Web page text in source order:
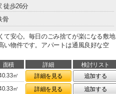
徒歩26分
骨
て安心。毎日のごみ捨てが楽になる敷地
い物件です。アパートは通風良好な空
面積 詳細
検討リスト
㎡ 詳細を見る
追加する
㎡ 詳細を見る 追加する